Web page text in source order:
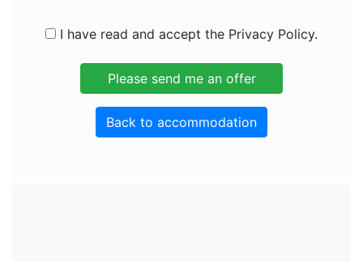
I have read and accept the Privacy Policy.
Back to accommodation